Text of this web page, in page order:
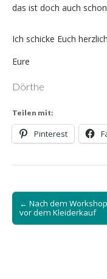
das ist doch auch
Ich schicke Euch
Eure
Dörthe
Teilen mit:
Pinterest
Post
navigation
← Nach dem
vor dem Kleiderkauf